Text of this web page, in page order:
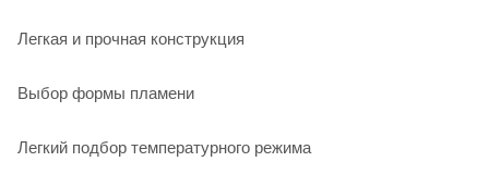
Легкая и прочная конструкция
Выбор формы пламени
Легкий подбор температурного режима